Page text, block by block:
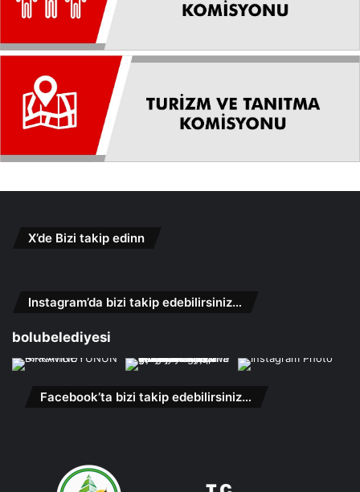
X’de Bizi takip edinn
Instagram’da bizi takip edebilirsiniz…
bolubelediyesi
Facebook’ta bizi takip edebilirsiniz…